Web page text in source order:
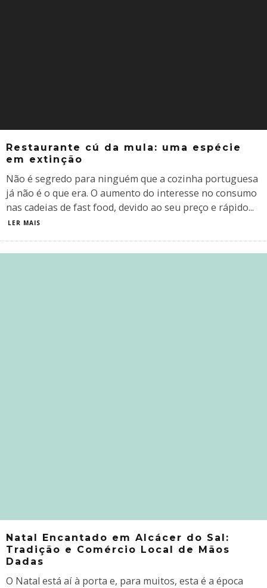
Restaurante cú da mula: uma espécie
em extinção
Não é segredo para ninguém que a cozinha portuguesa
já não é o que era. O aumento do interesse no consumo
nas cadeias de fast food, devido ao seu preço e rápido...
LER MAIS
Natal Encantado em Alcácer do Sal:
Tradição e Comércio Local de Mãos
Dadas
O Natal está aí à porta e, para muitos, esta é a época